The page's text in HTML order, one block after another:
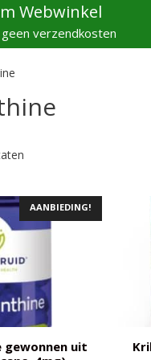
Webwinkel
verzendkosten
AANBIEDING!
uit